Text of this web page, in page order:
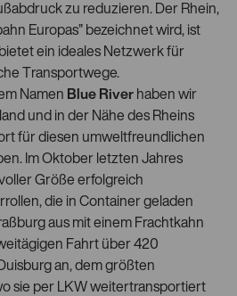
zu reduzieren. Der Rhein,
Europas” bezeichnet wird, ist
ein ideales Netzwerk für
Transportwege.
Namen Blue River haben wir
und in der Nähe des Rheins
für diesen umweltfreundlichen
Im Oktober letzten Jahres
Größe erfolgreich
die in Container geladen
aus mit einem Frachtkahn
Fahrt über 420
an, dem größten
sie per LKW weitertransportiert